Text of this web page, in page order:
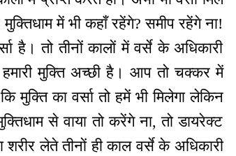
में भी कहाँ रहेंगे? समीप रहेंगे ना!
है। तो तीनों कालों में वर्से के अधिकारी
मुक्ति अच्छी है। आप तो चक्कर में
का वर्सा तो हमें भी मिलेगा लेकिन
से वाया तो करेंगे ना, तो डायरेक्ट
लेते तीनों ही काल वर्से के अधिकारी